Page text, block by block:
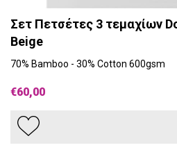
Σετ Πετσέτες 3 τεμαχίων
Beige
70% Bamboo - 30% Cotton 600gsm
€60,00